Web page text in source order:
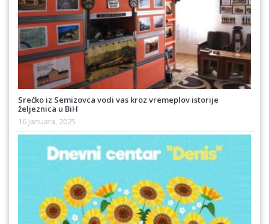
Srećko iz Semizovca vodi vas kroz vremeplov istorije
željeznica u BiH
16 Januara, 2025